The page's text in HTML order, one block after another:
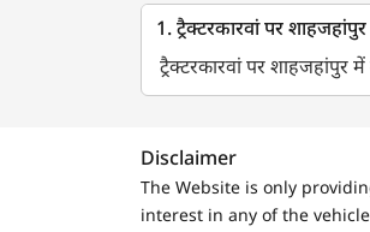
1. ट्रैक्टरकारवां पर
ट्रैक्टरकारवां पर शाहजहांपुर
Disclaimer
The Website is only
interest in any of the